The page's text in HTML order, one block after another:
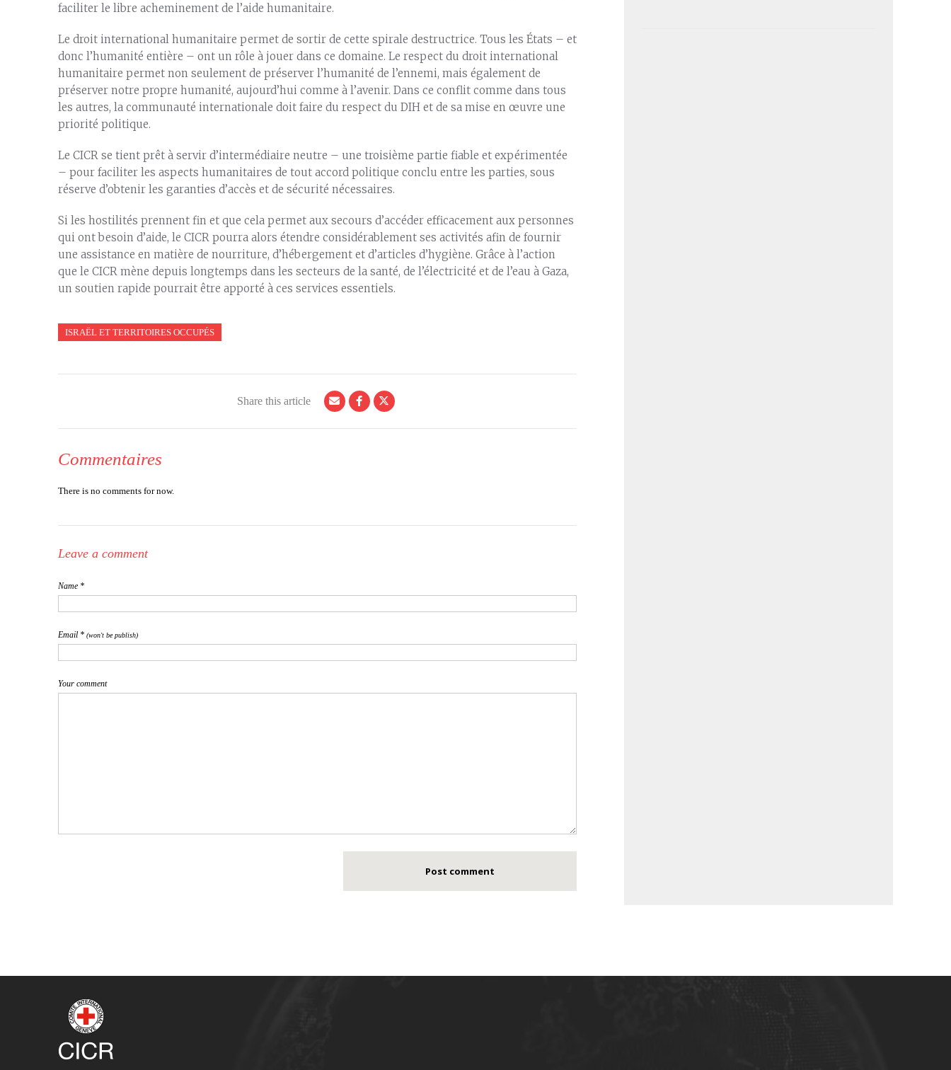
faciliter le libre acheminement de l’aide humanitaire.
Le droit international humanitaire permet de sortir de cette spirale destructrice. Tous les États – et
donc l’humanité entière – ont un rôle à jouer dans ce domaine. Le respect du droit international
humanitaire permet non seulement de préserver l’humanité de l’ennemi, mais également de
préserver notre propre humanité, aujourd’hui comme à l’avenir. Dans ce conflit comme dans tous
les autres, la communauté internationale doit faire du respect du DIH et de sa mise en œuvre une
priorité politique.
Le CICR se tient prêt à servir d’intermédiaire neutre – une troisième partie fiable et expérimentée
– pour faciliter les aspects humanitaires de tout accord politique conclu entre les parties, sous
réserve d’obtenir les garanties d’accès et de sécurité nécessaires.
Si les hostilités prennent fin et que cela permet aux secours d’accéder efficacement aux personnes
qui ont besoin d’aide, le CICR pourra alors étendre considérablement ses activités afin de fournir
une assistance en matière de nourriture, d’hébergement et d’articles d’hygiène. Grâce à l’action
que le CICR mène depuis longtemps dans les secteurs de la santé, de l’électricité et de l’eau à Gaza,
un soutien rapide pourrait être apporté à ces services essentiels.
ISRAËL ET TERRITOIRES OCCUPÉS
Share this article
Commentaires
There is no comments for now.
Leave a comment
Name *
Email * (won't be publish)
Your comment